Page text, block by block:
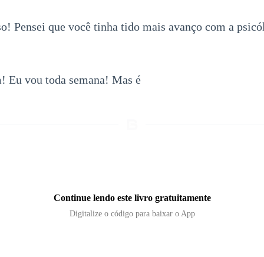
Pensei que você tinha tido mais avanço com a
Eu vou toda semana! Mas é
Continue lendo este livro gratuitamente
Digitalize o código para baixar o App